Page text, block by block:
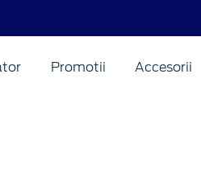
Promotii Accesorii